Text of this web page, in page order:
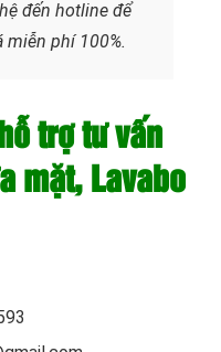
đến hotline để
phí 100%.
trợ tư vấn
mặt, Lavabo